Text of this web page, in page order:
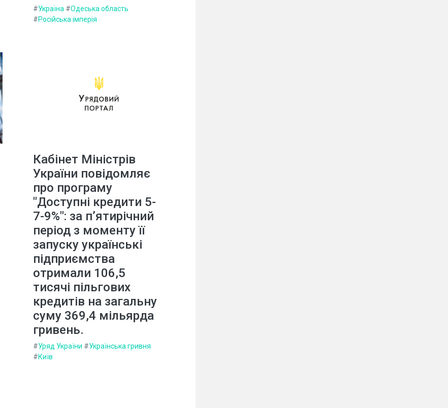
#Україна #Одеська область
#Російська імперія
Кабінет Міністрів
України повідомляє
про програму
"Доступні кредити 5-
7-9%": за п’ятирічний
період з моменту її
запуску українські
підприємства
отримали 106,5
тисячі пільгових
кредитів на загальну
суму 369,4 мільярда
гривень.
#Уряд України #Українська гривня
#Київ